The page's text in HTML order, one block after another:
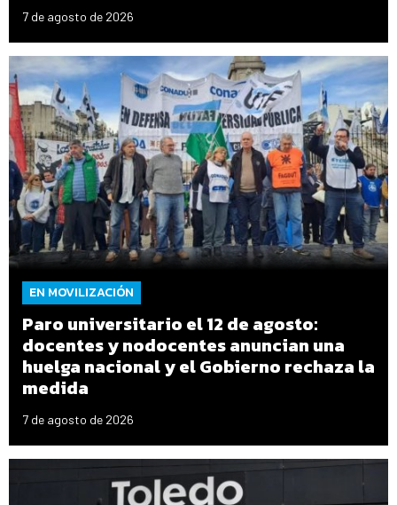
7 de agosto de 2026
EN MOVILIZACIÓN
Paro universitario el 12 de agosto:
docentes y nodocentes anuncian una
huelga nacional y el Gobierno rechaza la
medida
7 de agosto de 2026